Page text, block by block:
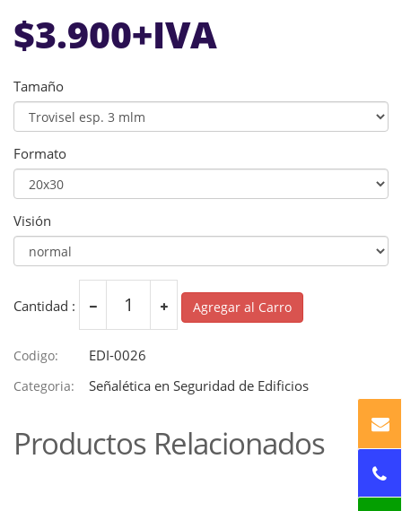
$3.900+IVA
Tamaño
Formato
Visión
Cantidad : Agregar al Carro
Codigo: EDI-0026
Categoria: Señalética en Seguridad de Edificios
Productos Relacionados